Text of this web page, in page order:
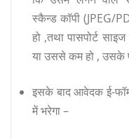
स्कैन्ड कॉपी (JPEG/
हो ,तथा पासपोर्ट
या उससे कम हो , उसके
इसके बाद आवेदक ई-
में भरेगा –